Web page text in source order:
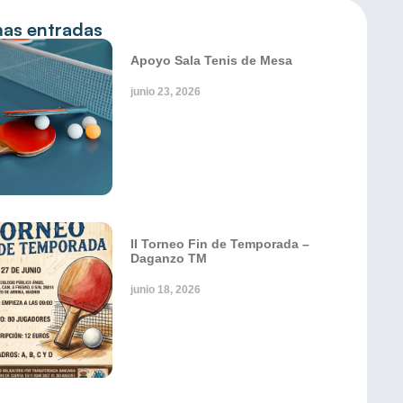
entradas
Apoyo Sala Tenis de Mesa
junio 23, 2026
II Torneo Fin de Temporada –
Daganzo TM
junio 18, 2026